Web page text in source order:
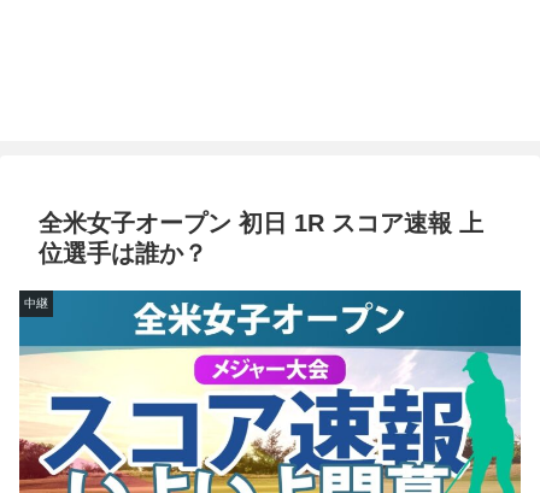
全米女子オープン 初日 1R スコア速報 上
位選手は誰か？
中継